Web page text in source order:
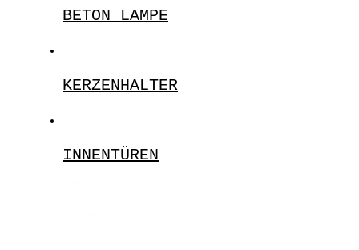
BETON LAMPE
KERZENHALTER
INNENTÜREN